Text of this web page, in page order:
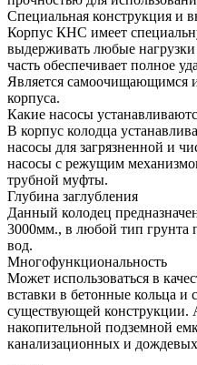
Специальная конструкция и
Корпус КНС имеет
выдерживать любые
часть обеспечивает полное
Является самоочищающимся
корпуса.
Какие насосы
В корпус колодца
насосы для загрязненной и
насосы с режущим
трубной муфты.
Глубина заглубления
Данный колодец
3000мм., в любой тип грунта
вод.
Многофункциональность
Может использоваться в
вставки в бетонные кольца и
существующей конструкции.
накопительной подземной
канализационных и дождевых